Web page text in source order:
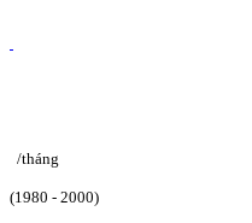
/tháng
(1980 - 2000)